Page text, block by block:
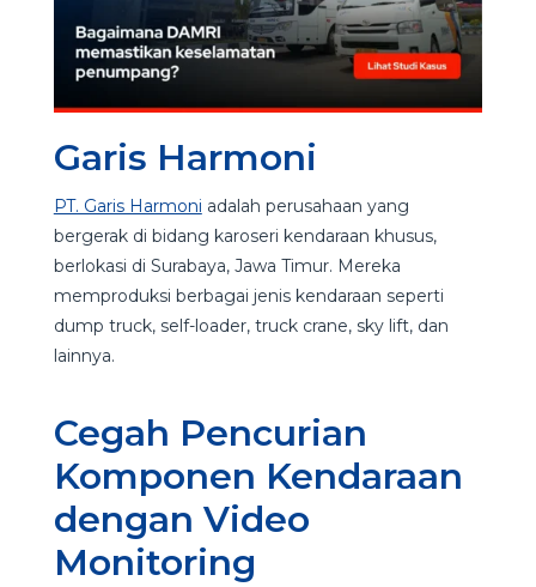
Garis Harmoni
PT. Garis Harmoni adalah perusahaan yang
bergerak di bidang karoseri kendaraan khusus,
berlokasi di Surabaya, Jawa Timur. Mereka
memproduksi berbagai jenis kendaraan seperti
dump truck, self-loader, truck crane, sky lift, dan
lainnya.
Cegah Pencurian
Komponen Kendaraan
dengan Video
Monitoring